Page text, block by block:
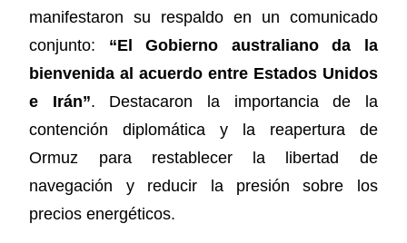
manifestaron su respaldo en un comunicado
conjunto: “El Gobierno australiano da la
bienvenida al acuerdo entre Estados Unidos
e Irán”. Destacaron la importancia de la
contención diplomática y la reapertura de
Ormuz para restablecer la libertad de
navegación y reducir la presión sobre los
precios energéticos.